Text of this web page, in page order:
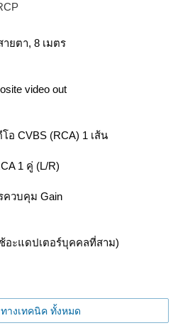
ายตา, 8 เมตร
video out
อ CVBS (RCA) 1 เส้น
1 คู่ (L/R)
ควบคุม Gain
อะแดปเตอร์บุคคลที่สาม)
างเทคนิค ทั้งหมด